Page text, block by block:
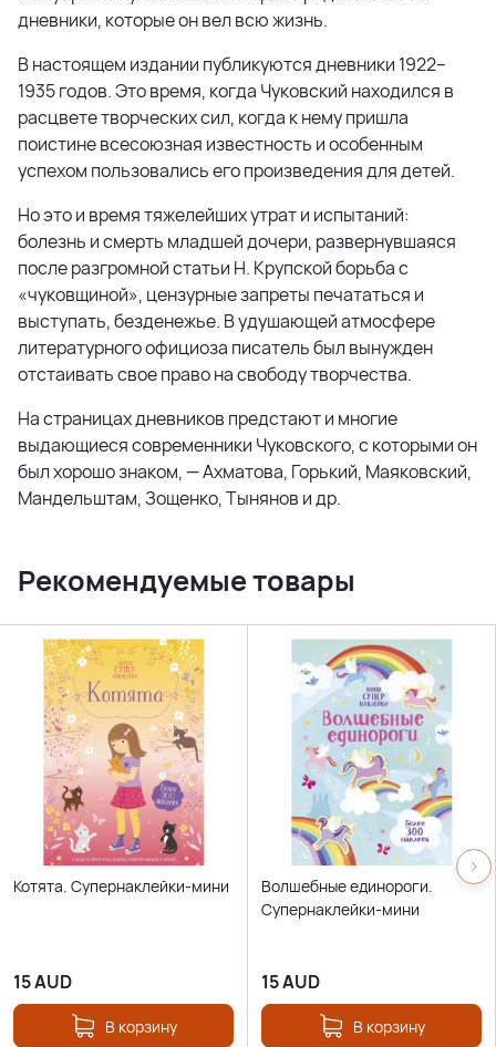
дневники, которые он вел всю жизнь.
В настоящем издании публикуются дневники 1922–
1935 годов. Это время, когда Чуковский находился в
расцвете творческих сил, когда к нему пришла
поистине всесоюзная известность и особенным
успехом пользовались его произведения для детей.
Но это и время тяжелейших утрат и испытаний:
болезнь и смерть младшей дочери, развернувшаяся
после разгромной статьи Н. Крупской борьба с
«чуковщиной», цензурные запреты печататься и
выступать, безденежье. В удушающей атмосфере
литературного официоза писатель был вынужден
отстаивать свое право на свободу творчества.
На страницах дневников предстают и многие
выдающиеся современники Чуковского, с которыми он
был хорошо знаком, — Ахматова, Горький, Маяковский,
Мандельштам, Зощенко, Тынянов и др.
Рекомендуемые товары
Котята. Супернаклейки-мини
15AUD
В корзину
Волшебные единороги.
Супернаклейки-мини
15AUD
В корзину